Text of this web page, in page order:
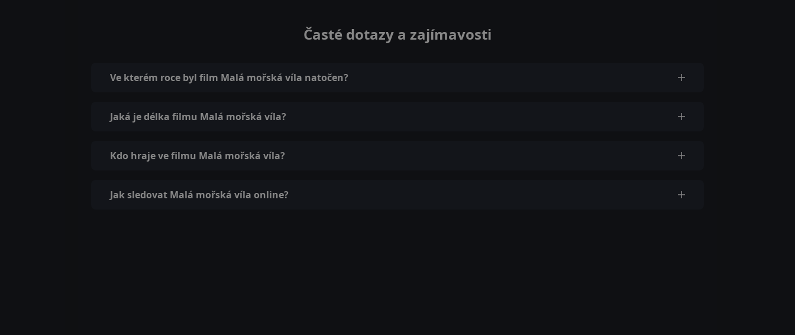
Časté dotazy a zajímavosti
Ve kterém roce byl film Malá mořská víla natočen?
Jaká je délka filmu Malá mořská víla?
Kdo hraje ve filmu Malá mořská víla?
Jak sledovat Malá mořská víla online?